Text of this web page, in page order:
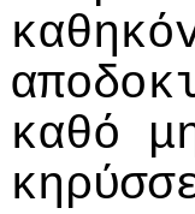
καθό